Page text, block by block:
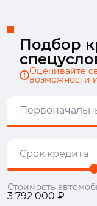
Подбор
Оценивайте
возможности
Срок кредита
Стоимость
3 792 000 ₽